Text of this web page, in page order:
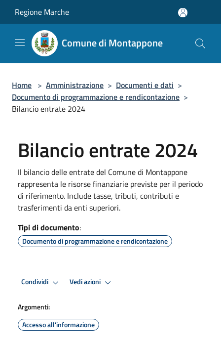
Regione Marche
Comune di Montappone
Home > Amministrazione > Documenti e dati >
Documento di programmazione e rendicontazione >
Bilancio entrate 2024
Bilancio entrate 2024
Il bilancio delle entrate del Comune di Montappone
rappresenta le risorse finanziarie previste per il periodo
di riferimento. Include tasse, tributi, contributi e
trasferimenti da enti superiori.
Tipi di documento:
Documento di programmazione e rendicontazione
Condividi Vedi azioni
Argomenti:
Accesso all'informazione